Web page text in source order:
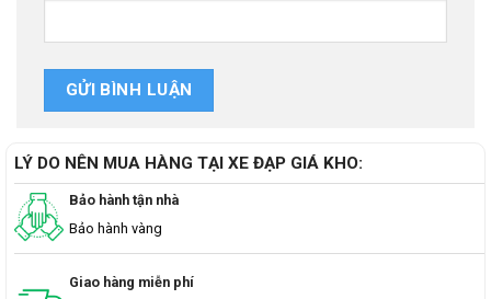
LÝ DO NÊN MUA HÀNG TẠI XE ĐẠP GIÁ KHO:
Bảo hành tận nhà
Bảo hành vàng
Giao hàng miễn phí